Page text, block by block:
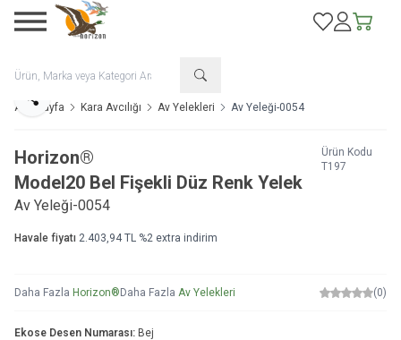
Favorilerim
Hesabım
Sepetim
Ana Sayfa Kara Avcılığı Av Yelekleri Av Yeleği-0054
Paylaş
Horizon®
Model20 Bel Fişekli Düz Renk Yelek
Av Yeleği-0054
Ürün Kodu
T197
Havale fiyatı 2.403,94TL %2 extra indirim
Daha Fazla Horizon® Daha Fazla Av Yelekleri (0)
Ekose Desen Numarası: Bej